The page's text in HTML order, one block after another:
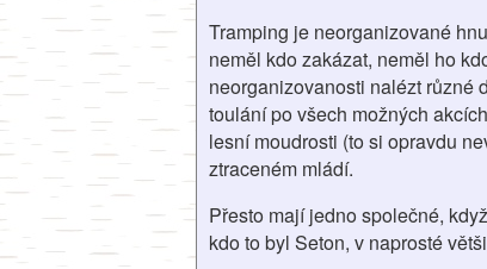
Tramping je neorganizované
neměl kdo zakázat, neměl ho
neorganizovanosti nalézt různé
toulání po všech možných
lesní moudrosti (to si opravdu
ztraceném mládí.
Přesto mají jedno společné,
kdo to byl Seton, v naprosté